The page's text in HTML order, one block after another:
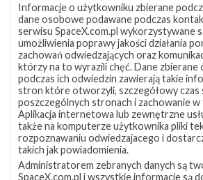
Trwają
przygotowania
do
powrotu
Dragona
na
Ziemię
Informacje o użytkowniku zbierane
dane osobowe podawane podczas
serwisu SpaceX.com.pl wykorzystywane
umożliwienia poprawy jakości działania
zachowań odwiedzających oraz
którzy na to wyrazili chęć. Dane zbierane
podczas ich odwiedzin zawierają takie
stron które otworzyli, szczegółowy czas
poszczególnych stronach i zachowanie w
Aplikacja internetowa lub zewnętrzne
także na komputerze użytkownika pliki
rozpoznawaniu odwiedzajacego i
takich jak powiadomienia.
Administratorem zebranych danych są
SpaceX.com.pl i wszystkie informacje są